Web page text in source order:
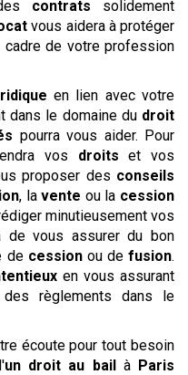
contrats solidement
vous aidera à protéger
cadre de votre profession
en lien avec votre
dans le domaine du droit
pourra vous aider. Pour
vos droits et vos
proposer des conseils
, lavente ou la cession
minutieusement vos
de vous assurer du bon
de cessionou de fusion.
en vous assurant
règlements dans le
écoute pour tout besoin
un droit au bailà Paris